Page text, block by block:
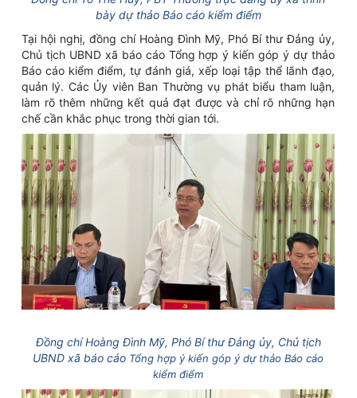
bày dự thảo Báo cáo kiểm điểm
Tại hội nghị, đồng chí Hoàng Đình Mỹ, Phó Bí thư Đảng ủy,
Chủ tịch UBND xã báo cáo Tổng hợp ý kiến góp ý dự thảo
Báo cáo kiểm điểm, tự đánh giá, xếp loại tập thể lãnh đạo,
quản lý. Các Ủy viên Ban Thường vụ phát biểu tham luận,
làm rõ thêm những kết quả đạt được và chỉ rõ những hạn
chế cần khắc phục trong thời gian tới.
Đồng chí Hoàng Đình Mỹ, Phó Bí thư Đảng ủy, Chủ tịch
UBND xã báo cáo Tổng hợp ý kiến góp ý dự thảo Báo cáo
kiểm điểm